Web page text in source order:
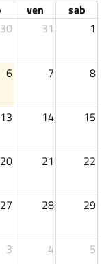
ven
sab
30 31 1
6 7 8
13 14 15
20 21 22
27 28 29
3 4 5